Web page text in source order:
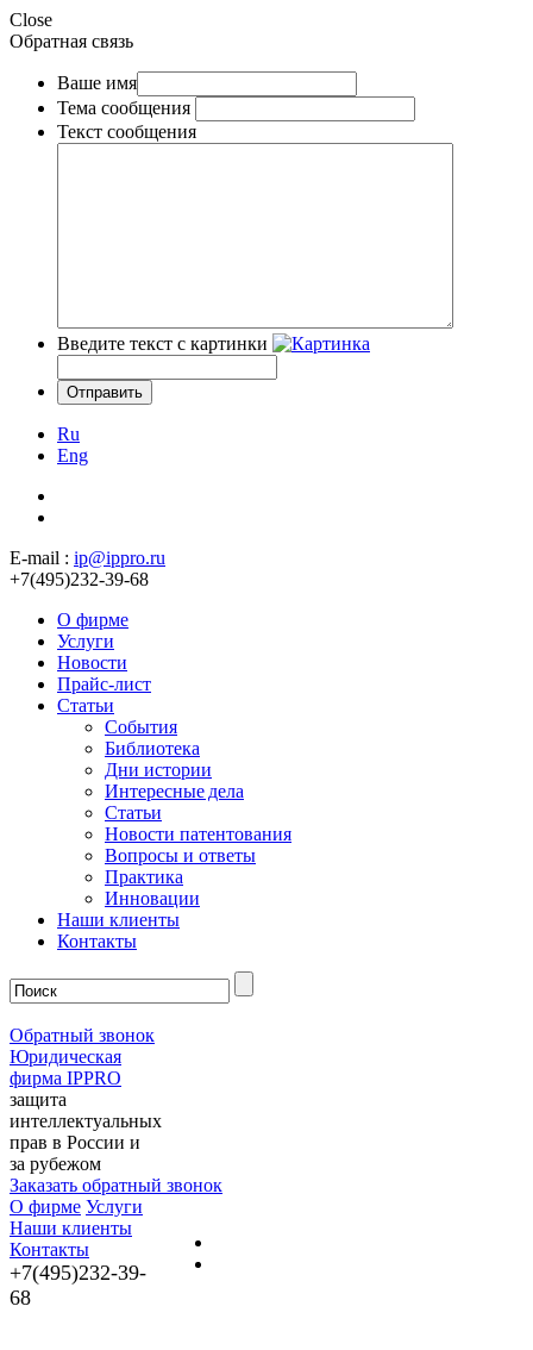
Close
Обратная связь
Ваше имя
Тема сообщения
Текст сообщения
Введите текст с картинки
Ru
Eng
E-mail : ip@ippro.ru
+7(495)232-39-68
О фирме
Услуги
Новости
Прайс-лист
Статьи
События
Библиотека
Дни истории
Интересные дела
Статьи
Новости патентования
Вопросы и ответы
Практика
Инновации
Наши клиенты
Контакты
Обратный звонок
Юридическая
фирма IPPRO
защита
интеллектуальных
прав в России и
за рубежом
Заказать обратный звонок
О фирме Услуги
Наши клиенты
Контакты
+7(495)232-39-
68